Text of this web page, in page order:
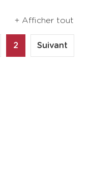
+ Afficher tout
2 Suivant